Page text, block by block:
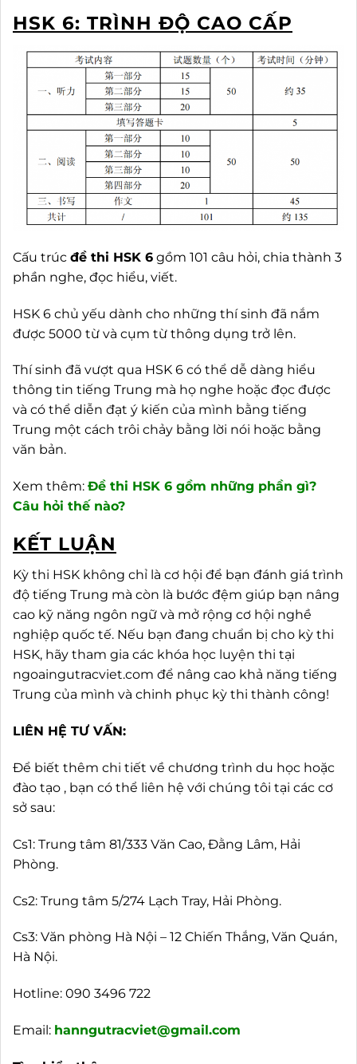
HSK 6: TRÌNH ĐỘ CAO CẤP
Cấu trúc đề thi HSK 6 gồm 101 câu hỏi, chia thành 3
phần nghe, đọc hiểu, viết.
HSK 6 chủ yếu dành cho những thí sinh đã nắm
được 5000 từ và cụm từ thông dụng trở lên.
Thí sinh đã vượt qua HSK 6 có thể dễ dàng hiểu
thông tin tiếng Trung mà họ nghe hoặc đọc được
và có thể diễn đạt ý kiến ​​của mình bằng tiếng
Trung một cách trôi chảy bằng lời nói hoặc bằng
văn bản.
Xem thêm: Đề thi HSK 6 gồm những phần gì?
Câu hỏi thế nào?
KẾT LUẬN
Kỳ thi HSK không chỉ là cơ hội để bạn đánh giá trình
độ tiếng Trung mà còn là bước đệm giúp bạn nâng
cao kỹ năng ngôn ngữ và mở rộng cơ hội nghề
nghiệp quốc tế. Nếu bạn đang chuẩn bị cho kỳ thi
HSK, hãy tham gia các khóa học luyện thi tại
ngoaingutracviet.com để nâng cao khả năng tiếng
Trung của mình và chinh phục kỳ thi thành công!
LIÊN HỆ TƯ VẤN:
Để biết thêm chi tiết về chương trình du học hoặc
đào tạo , bạn có thể liên hệ với chúng tôi tại các cơ
sở sau:
Cs1: Trung tâm 81/333 Văn Cao, Đằng Lâm, Hải
Phòng.
Cs2: Trung tâm 5/274 Lạch Tray, Hải Phòng.
Cs3: Văn phòng Hà Nội – 12 Chiến Thắng, Văn Quán,
Hà Nội.
Hotline: 090 3496 722
Email: hanngutracviet@gmail.com